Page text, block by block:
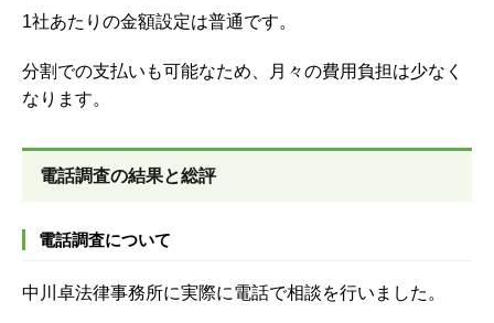
1社あたりの金額設定は普通です。
分割での支払いも可能なため、月々の費用負担は少なく
なります。
電話調査の結果と総評
電話調査について
中川卓法律事務所に実際に電話で相談を行いました。